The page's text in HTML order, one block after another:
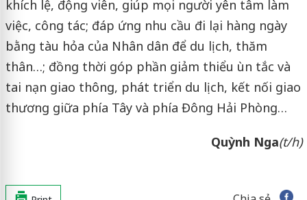
khích lệ, động viên, giúp mọi người yên tâm làm
việc, công tác; đáp ứng nhu cầu đi lại hàng ngày
bằng tàu hỏa của Nhân dân để du lịch, thăm
thân…; đồng thời góp phần giảm thiểu ùn tắc và
tai nạn giao thông, phát triển du lịch, kết nối giao
thương giữa phía Tây và phía Đông Hải Phòng…
Quỳnh Nga(t/h)